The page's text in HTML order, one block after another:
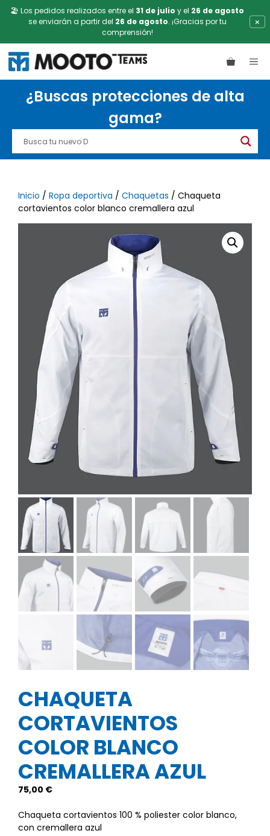
🏖️ Los pedidos realizados entre el 31 de julio y el 26 de agosto
se enviarán a partir del 26 de agosto. ¡Gracias por tu
comprensión!
×
Saltar
contenido
¿Buscas protecciones de alta
gama?
Inicio / Ropa deportiva / Chaquetas / Chaqueta
cortavientos color blanco cremallera azul
CHAQUETA
CORTAVIENTOS
COLOR BLANCO
CREMALLERA AZUL
75,00 €
Chaqueta cortavientos 100 % poliester color blanco,
con cremallera azul